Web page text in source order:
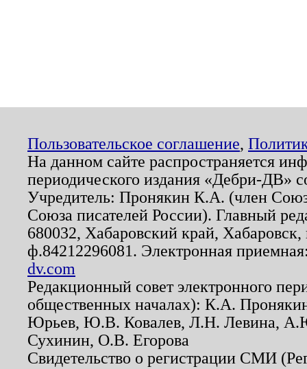
Пользовательское соглашение,
На данном сайте распространяется
периодического издания «Дебри-ДВ»
Учредитель: Пронякин К.А. (член
Союза писателей России). Главный
680032, Хабаровский край,
ф.84212296081. Электронная
dv.com
Редакционный совет электронного
общественных началах): К.А.
Юрьев, Ю.В. Ковалев, Л.Н. Левина,
Сухинин, О.В. Егорова
Свидетельство о регистрации СМИ